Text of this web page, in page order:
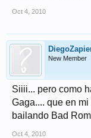
Oct 4, 2010
New Member
Siiii... pero como
Gaga.... que en
bailando Bad
Oct 4, 2010